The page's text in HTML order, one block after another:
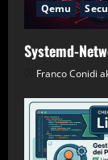
Qemu
Systemd-
Franco Conidi